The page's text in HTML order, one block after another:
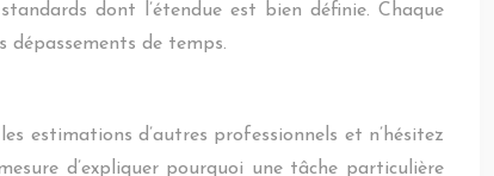
dont l’étendue est bien définie. Chaque
de temps.
estimations d’autres professionnels et n’hésitez
d’expliquer pourquoi une tâche particulière